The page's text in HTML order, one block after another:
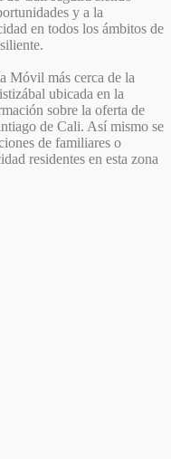
y a la
en todos los ámbitos de
Móvil más cerca de la
ubicada en la
sobre la oferta de
de Cali. Así mismo se
de familiares o
residentes en esta zona